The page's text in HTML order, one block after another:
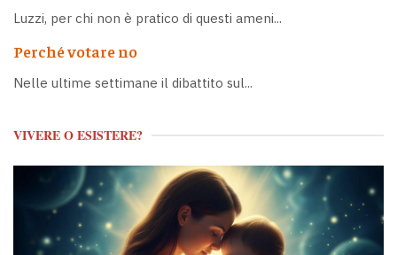
Luzzi, per chi non è pratico di questi ameni...
Perché votare no
Nelle ultime settimane il dibattito sul...
VIVERE O ESISTERE?